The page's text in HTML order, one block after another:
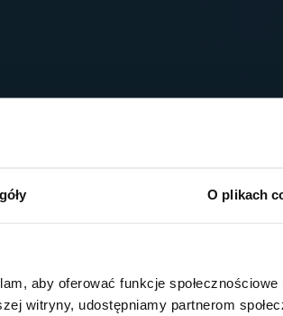
O plikach
aby oferować funkcje społecznościowe
witryny, udostępniamy partnerom